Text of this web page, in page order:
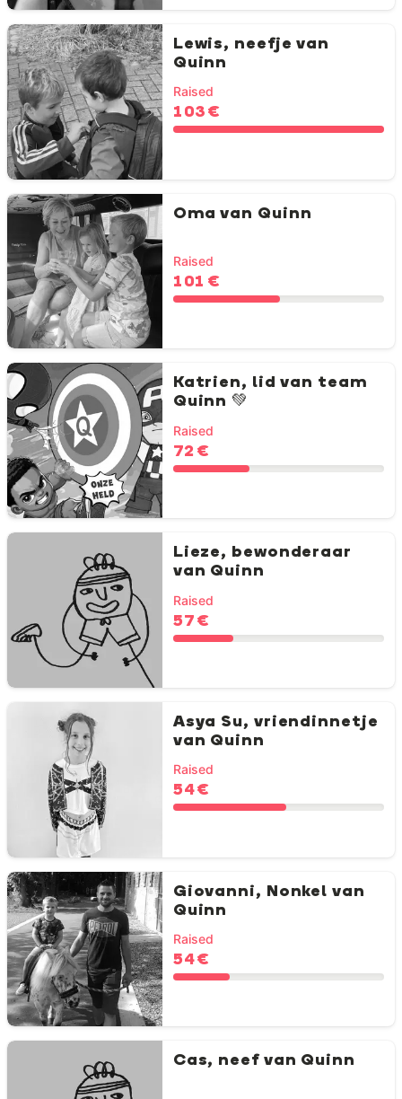
Lewis, neefje van
Quinn
Raised
103 €
Oma van Quinn
Raised
101 €
Katrien, lid van team
Quinn 💚
Raised
72 €
Lieze, bewonderaar
van Quinn
Raised
57 €
Asya Su, vriendinnetje
van Quinn
Raised
54 €
Giovanni, Nonkel van
Quinn
Raised
54 €
Cas, neef van Quinn